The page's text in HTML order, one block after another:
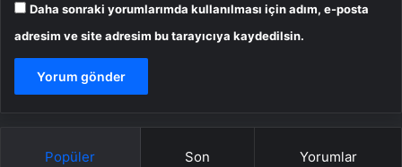
Daha sonraki yorumlarımda kullanılması için adım, e-posta
adresim ve site adresim bu tarayıcıya kaydedilsin.
Popüler Son Yorumlar